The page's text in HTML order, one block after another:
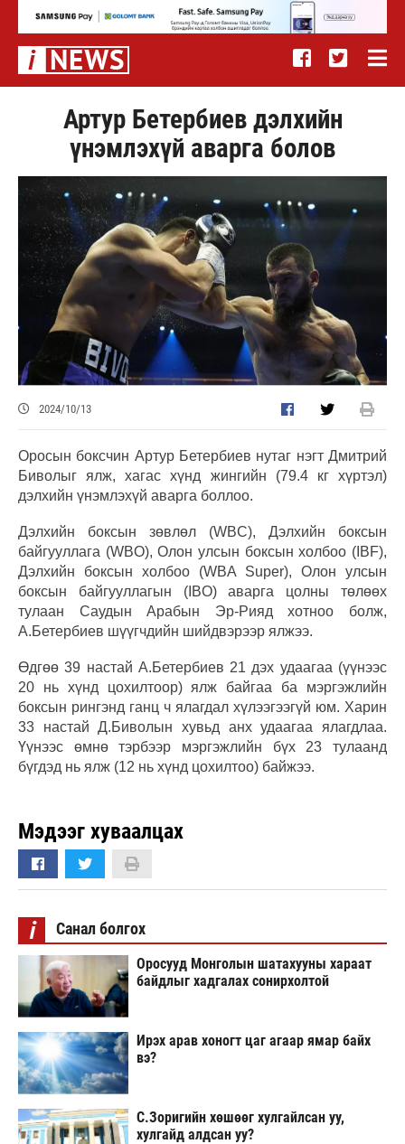
Артур Бетербиев дэлхийн
үнэмлэхүй аварга болов
2024/10/13
Оросын боксчин Артур Бетербиев нутаг нэгт Дмитрий
Биволыг ялж, хагас хүнд жингийн (79.4 кг хүртэл)
дэлхийн үнэмлэхүй аварга боллоо.
Дэлхийн боксын зөвлөл (WBC), Дэлхийн боксын
байгууллага (WBO), Олон улсын боксын холбоо (IBF),
Дэлхийн боксын холбоо (WBA Super), Олон улсын
боксын байгууллагын (IBO) аварга цолны төлөөх
тулаан Саудын Арабын Эр-Рияд хотноо болж,
А.Бетербиев шүүгчдийн шийдвэрээр ялжээ.
Өдгөө 39 настай А.Бетербиев 21 дэх удаагаа (үүнээс
20 нь хүнд цохилтоор) ялж байгаа ба мэргэжлийн
боксын рингэнд ганц ч ялагдал хүлээгээгүй юм. Харин
33 настай Д.Биволын хувьд анх удаагаа ялагдлаа.
Үүнээс өмнө тэрбээр мэргэжлийн бүх 23 тулаанд
бүгдэд нь ялж (12 нь хүнд цохилтоо) байжээ.
Мэдээг хуваалцах
i Санал болгох
Оросууд Монголын шатахууны хараат
байдлыг хадгалах сонирхолтой
Ирэх арав хоногт цаг агаар ямар байх
вэ?
С.Зоригийн хөшөөг хулгайлсан уу,
хулгайд алдсан уу?